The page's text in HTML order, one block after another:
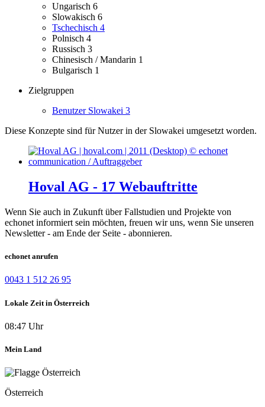
Ungarisch 6
Slowakisch 6
Tschechisch 4
Polnisch 4
Russisch 3
Chinesisch / Mandarin 1
Bulgarisch 1
Zielgruppen
Benutzer Slowakei 3
Diese Konzepte sind für Nutzer in der Slowakei umgesetzt worden.
Hoval AG - 17 Webauftritte
Wenn Sie auch in Zukunft über Fallstudien und Projekte von
echonet informiert sein möchten, freuen wir uns, wenn Sie unseren
Newsletter - am Ende der Seite - abonnieren.
echonet anrufen
0043 1 512 26 95
Lokale Zeit in Österreich
08:47 Uhr
Mein Land
Österreich